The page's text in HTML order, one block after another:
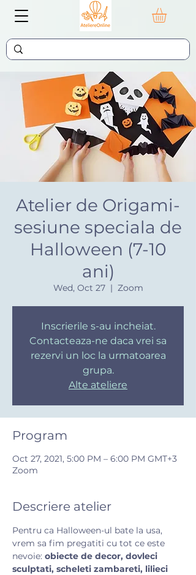
Atelier de Origami-
sesiune speciala de
Halloween (7-10
ani)
Wed, Oct 27
  |
Zoom
Inscrierile s-au incheiat.
Contacteaza-ne daca vrei sa
rezervi un loc la urmatoarea
grupa.
Alte ateliere
Program
Oct 27, 2021, 5:00 PM – 6:00 PM GMT+3
Zoom
Descriere atelier
Pentru ca Halloween-ul bate la usa,
vrem sa fim pregatiti cu tot ce este
nevoie: obiecte de decor, dovleci
sculptati, scheleti zambareti, lilieci